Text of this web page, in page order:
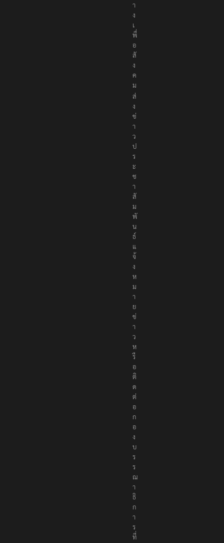
า
ง
เ
พื่
อ
สั
ง
ค
ม
ส่
ง
ข่
า
ว
ป
ร
ะ
ช
า
สั
ม
พั
น
ธ์
แ
จ้
ง
ห
ม
า
ย
ข่
า
ว
ห
รื
อ
ติ
ด
ต่
อ
ก
อ
ง
บ
ร
ร
ณ
า
ธิ
ก
า
ร
ที่